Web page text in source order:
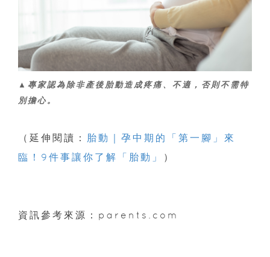
▲專家認為除非產後胎動造成疼痛、不適，否則不需特
別擔心。
（延伸閱讀：
胎動｜孕中期的「第一腳」來
臨！9件事讓你了解「胎動」
）
資訊參考來源：parents.com